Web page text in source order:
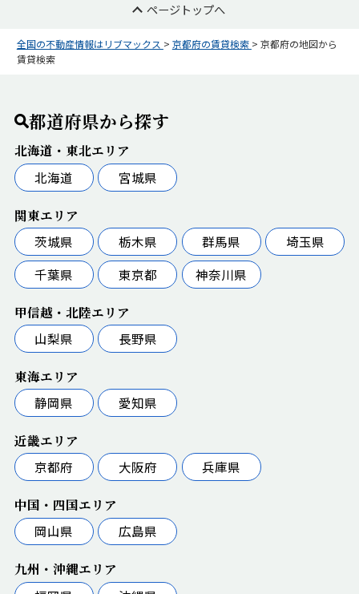
ページトップへ
全国の不動産情報はリブマックス > 京都府の賃貸検索 > 京都府の地図から
賃貸検索
都道府県から探す
北海道・東北エリア
北海道
宮城県
関東エリア
茨城県
栃木県 群馬県
埼玉県
千葉県
東京都 神奈川県
甲信越・北陸エリア
山梨県
長野県
東海エリア
静岡県
愛知県
近畿エリア
京都府
大阪府 兵庫県
中国・四国エリア
岡山県
広島県
九州・沖縄エリア